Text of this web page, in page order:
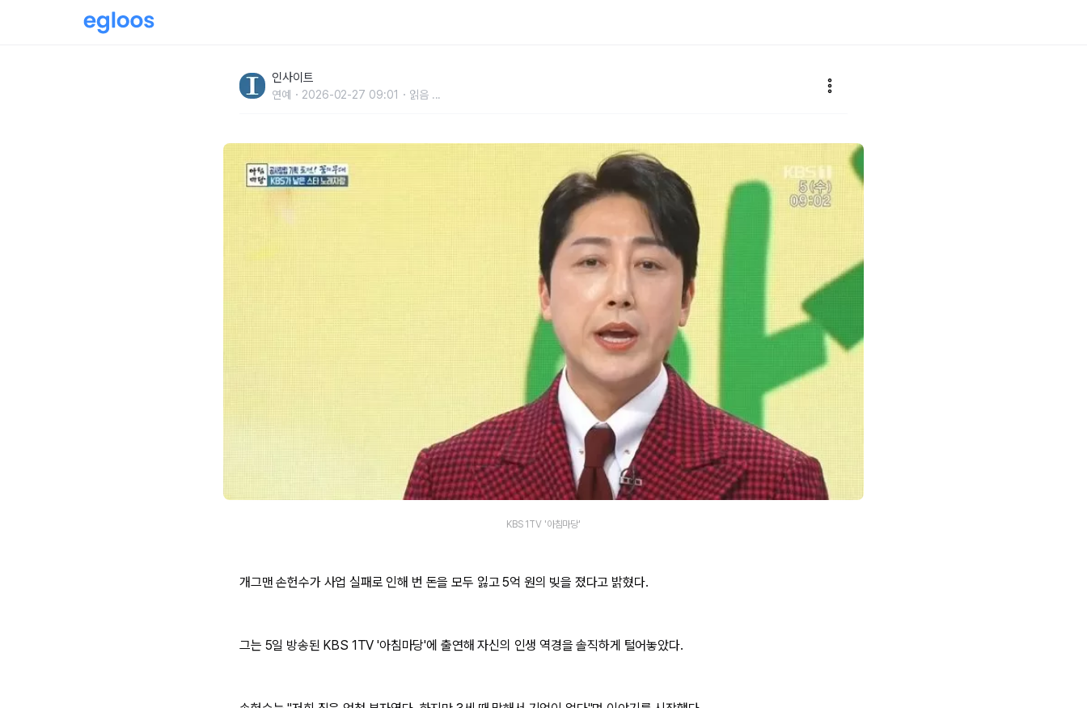
인사이트
연예 2026-02-27 09:01 읽음 ...
KBS 1TV '아침마당'
개그맨 손헌수가 사업 실패로 인해 번 돈을 모두 잃고 5억 원의 빚을 졌다고 밝혔다.
그는 5일 방송된 KBS 1TV '아침마당'에 출연해 자신의 인생 역경을 솔직하게 털어놓았다.